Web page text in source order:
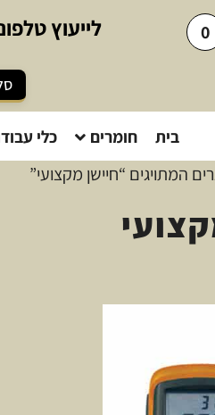
0 לייעוץ
בית חומרים כלי
המתויגים “חיישן מקצועי”